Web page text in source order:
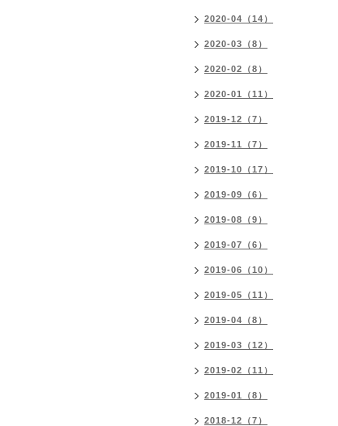
2020-04（14）
2020-03（8）
2020-02（8）
2020-01（11）
2019-12（7）
2019-11（7）
2019-10（17）
2019-09（6）
2019-08（9）
2019-07（6）
2019-06（10）
2019-05（11）
2019-04（8）
2019-03（12）
2019-02（11）
2019-01（8）
2018-12（7）